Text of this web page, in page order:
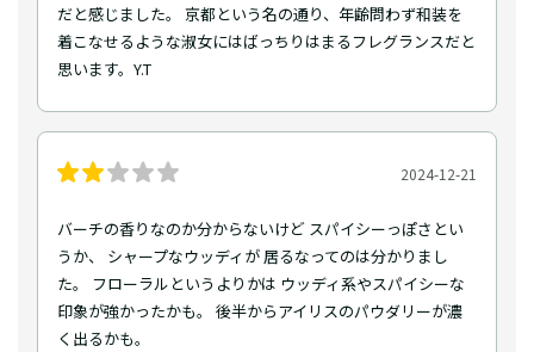
だと感じました。 京都という名の通り、年齢問わず和装を
着こなせるような淑女にはばっちりはまるフレグランスだと
思います。Y.T
2024-12-21
バーチの香りなのか分からないけど スパイシーっぽさとい
うか、 シャープなウッディが 居るなってのは分かりまし
た。 フローラルというよりかは ウッディ系やスパイシーな
印象が強かったかも。 後半からアイリスのパウダリーが濃
く出るかも。